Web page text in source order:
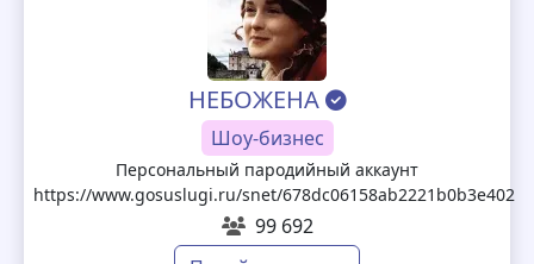
НЕБОЖЕНА
Шоу-бизнес
Персональный пародийный аккаунт
https://www.gosuslugi.ru/snet/678dc06158ab2221b0b3e402
99 692